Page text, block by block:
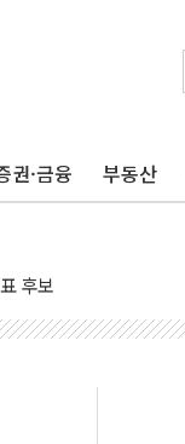
권·금융 부동산
급 투입…고수온 양식
포항 '산사태 주의보'...
영길·정청래·김민석
천 경선서 정청래에 승
경선 결과 발표...김민
결과 발표...김민석
정(8.10~8.14)
지작…공습 한계·탄약